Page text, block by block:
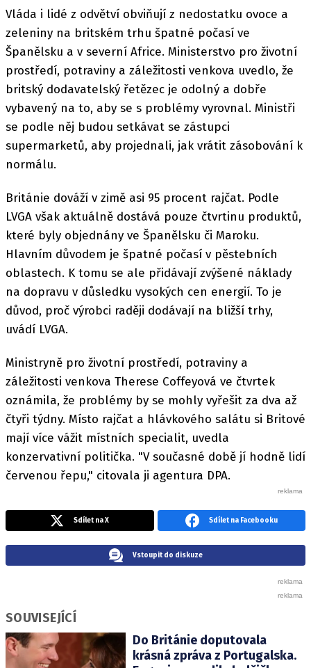
Vláda i lidé z odvětví obviňují z nedostatku ovoce a
zeleniny na britském trhu špatné počasí ve
Španělsku a v severní Africe. Ministerstvo pro životní
prostředí, potraviny a záležitosti venkova uvedlo, že
britský dodavatelský řetězec je odolný a dobře
vybavený na to, aby se s problémy vyrovnal. Ministři
se podle něj budou setkávat se zástupci
supermarketů, aby projednali, jak vrátit zásobování k
normálu.
Británie dováží v zimě asi 95 procent rajčat. Podle
LVGA však aktuálně dostává pouze čtvrtinu produktů,
které byly objednány ve Španělsku či Maroku.
Hlavním důvodem je špatné počasí v pěstebních
oblastech. K tomu se ale přidávají zvýšené náklady
na dopravu v důsledku vysokých cen energií. To je
důvod, proč výrobci raději dodávají na bližší trhy,
uvádí LVGA.
Ministryně pro životní prostředí, potraviny a
záležitosti venkova Therese Coffeyová ve čtvrtek
oznámila, že problémy by se mohly vyřešit za dva až
čtyři týdny. Místo rajčat a hlávkového salátu si Britové
mají více vážit místních specialit, uvedla
konzervativní politička. "V současné době jí hodně lidí
červenou řepu," citovala ji agentura DPA.
Sdílet na X Sdílet na Facebooku
Vstoupit do diskuze
SOUVISEJÍCÍ
Do Británie doputovala
krásná zpráva z Portugalska.